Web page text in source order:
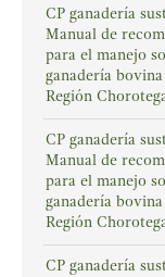
CP ganadería
Manual de
para el manejo
ganadería
Región
CP ganadería
Manual de
para el manejo
ganadería
Región
CP ganadería